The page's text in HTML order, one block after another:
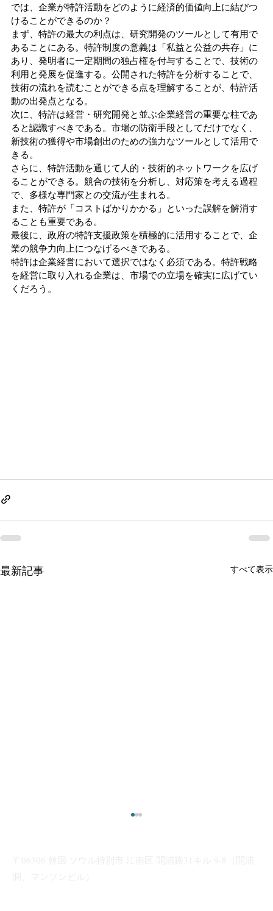
では、企業が特許活動をどのように経済的価値向上に結びつ
けることができるのか？
まず、特許の最大の利点は、研究開発のツールとして有用で
あることにある。特許制度の意義は「私益と公益の共存」に
あり、発明者に一定期間の独占権を付与することで、技術の
利用と発展を促進する。公開された特許を分析することで、
技術の流れを読むことができる点を理解することが、特許活
動の出発点となる。
次に、特許は経営・研究開発と並ぶ企業経営の重要な柱であ
ると認識すべきである。市場の防衛手段としてだけでなく、
新技術の獲得や市場創出のための強力なツールとして活用で
きる。
さらに、特許活動を通じて人的・技術的ネットワークを広げ
ることができる。競合の技術を分析し、対応策を考える過程
で、多様な専門家との交流が生まれる。
また、特許が「コストばかりかかる」といった誤解を解消す
ることも重要である。
最後に、政府の特許支援政策を積極的に活用することで、企
業の競争力向上につなげるべきである。
特許は企業経営において選択ではなく必須である。特許戦略
を経営に取り入れる企業は、市場での立場を確実に広げてい
くだろう。
最新記事 すべて表示